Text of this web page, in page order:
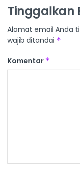
Tinggalkan
Alamat email Anda
wajib ditandai *
Komentar *